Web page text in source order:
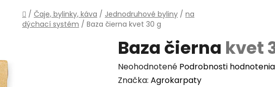
Domov
/ Čaje, bylinky, káva / Jednodruhové byliny / na
dýchací systém / Baza čierna kvet 30 g
Baza čierna kvet
Priemerné
hodnotenie
Neohodnotené Podrobnosti hodnotenia
Značka: Agrokarpaty